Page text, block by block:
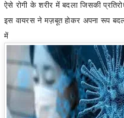
ऐसे रोगी के शरीर में बदला जिसकी
इस वायरस ने मज़बूत होकर अपना रूप
में